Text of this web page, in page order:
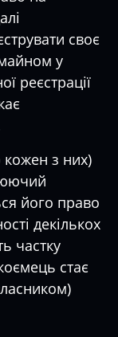
своє
у
реєстрації
кожен з них)
його право
декількох
частку
стає